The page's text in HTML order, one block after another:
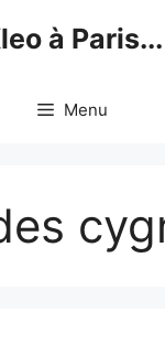
à Paris...
Menu